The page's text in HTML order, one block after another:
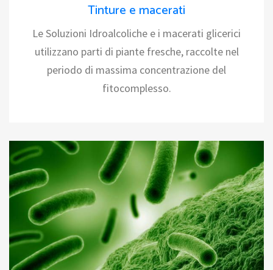
Tinture e macerati
Le Soluzioni Idroalcoliche e i macerati glicerici
utilizzano parti di piante fresche, raccolte nel
periodo di massima concentrazione del
fitocomplesso.